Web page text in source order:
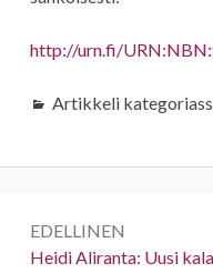
http://urn.fi/
Artikkeli
selaus
EDELLINEN
Edellinen:
Heidi Aliranta: Uusi